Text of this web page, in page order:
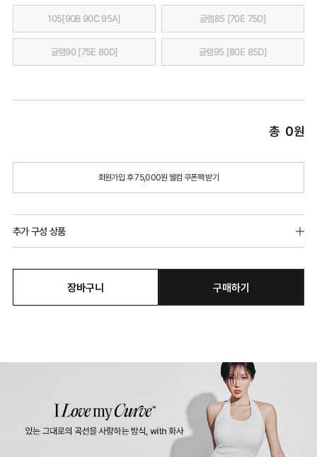
105[90B 90C 95A] 글램85 [70E 75D]
글램90 [75E 80D] 글램95 [80E 85D]
총 0원
회원가입 후 75,000원 웰컴 쿠폰팩 받기
추가 구성 상품
더쫀쫀 쉬는날 팬티
장바구니 구매하기